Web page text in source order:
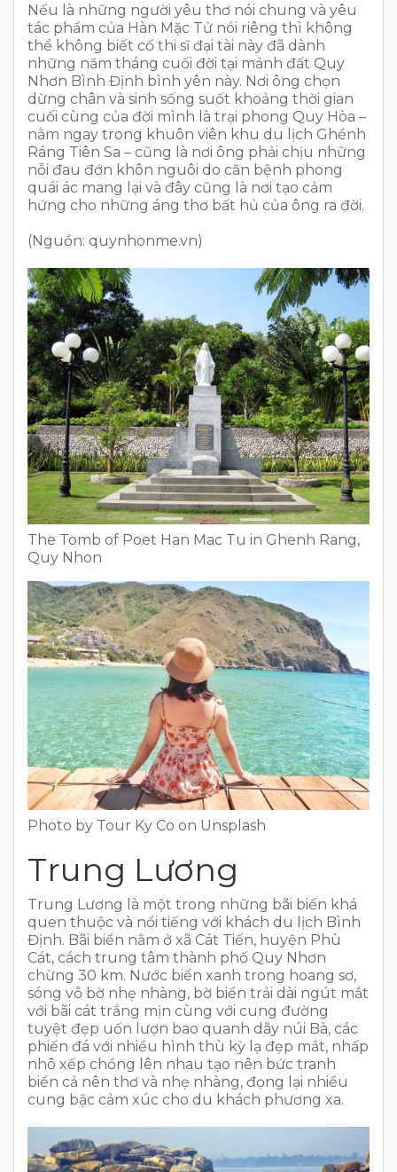
Nếu là những người yêu thơ nói chung và yêu
tác phẩm của Hàn Mặc Tử nói riêng thì không
thể không biết cố thi sĩ đại tài này đã dành
những năm tháng cuối đời tại mảnh đất Quy
Nhơn Bình Định bình yên này. Nơi ông chọn
dừng chân và sinh sống suốt khoảng thời gian
cuối cùng của đời mình là trại phong Quy Hòa –
nằm ngay trong khuôn viên khu du lịch Ghềnh
Ráng Tiên Sa – cũng là nơi ông phải chịu những
nỗi đau đớn khôn nguôi do căn bệnh phong
quái ác mang lại và đây cũng là nơi tạo cảm
hứng cho những áng thơ bất hủ của ông ra đời.
(Nguồn: quynhonme.vn)
The Tomb of Poet Han Mac Tu in Ghenh Rang,
Quy Nhon
Photo by Tour Ky Co on Unsplash
Trung Lương
Trung Lương là một trong những bãi biển khá
quen thuộc và nổi tiếng với khách du lịch Bình
Định. Bãi biển nằm ở xã Cát Tiến, huyện Phù
Cát, cách trung tâm thành phố Quy Nhơn
chừng 30 km. Nước biển xanh trong hoang sơ,
sóng vỗ bờ nhẹ nhàng, bờ biển trải dài ngút mắt
với bãi cát trắng mịn cùng với cung đường
tuyệt đẹp uốn lượn bao quanh dãy núi Bà, các
phiến đá với nhiều hình thù kỳ lạ đẹp mắt, nhấp
nhô xếp chồng lên nhau tạo nên bức tranh
biển cả nên thơ và nhẹ nhàng, đọng lại nhiều
cung bậc cảm xúc cho du khách phương xa.